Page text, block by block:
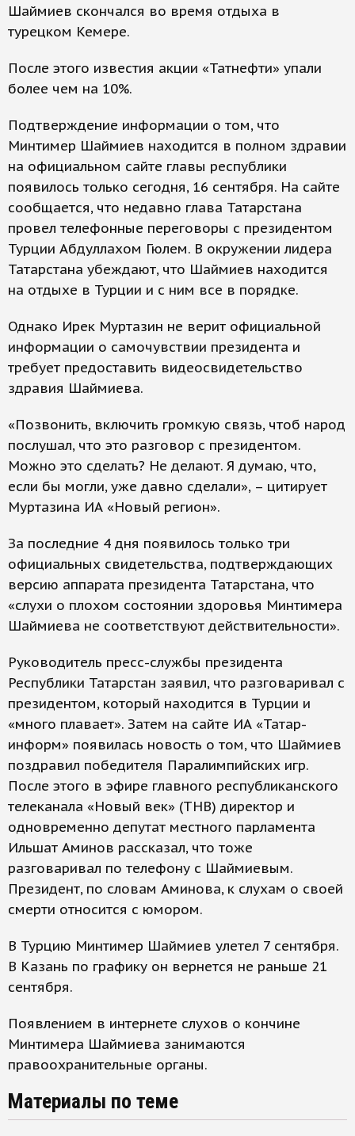
Шаймиев скончался во время отдыха в
турецком Кемере.
После этого известия акции «Татнефти» упали
более чем на 10%.
Подтверждение информации о том, что
Минтимер Шаймиев находится в полном здравии
на официальном сайте главы республики
появилось только сегодня, 16 сентября. На сайте
сообщается, что недавно глава Татарстана
провел телефонные переговоры с президентом
Турции Абдуллахом Гюлем. В окружении лидера
Татарстана убеждают, что Шаймиев находится
на отдыхе в Турции и с ним все в порядке.
Однако Ирек Муртазин не верит официальной
информации о самочувствии президента и
требует предоставить видеосвидетельство
здравия Шаймиева.
«Позвонить, включить громкую связь, чтоб народ
послушал, что это разговор с президентом.
Можно это сделать? Не делают. Я думаю, что,
если бы могли, уже давно сделали», – цитирует
Муртазина ИА «Новый регион».
За последние 4 дня появилось только три
официальных свидетельства, подтверждающих
версию аппарата президента Татарстана, что
«слухи о плохом состоянии здоровья Минтимера
Шаймиева не соответствуют действительности».
Руководитель пресс-службы президента
Республики Татарстан заявил, что разговаривал с
президентом, который находится в Турции и
«много плавает». Затем на сайте ИА «Татар-
информ» появилась новость о том, что Шаймиев
поздравил победителя Паралимпийских игр.
После этого в эфире главного республиканского
телеканала «Новый век» (ТНВ) директор и
одновременно депутат местного парламента
Ильшат Аминов рассказал, что тоже
разговаривал по телефону с Шаймиевым.
Президент, по словам Аминова, к слухам о своей
смерти относится с юмором.
В Турцию Минтимер Шаймиев улетел 7 сентября.
В Казань по графику он вернется не раньше 21
сентября.
Появлением в интернете слухов о кончине
Минтимера Шаймиева занимаются
правоохранительные органы.
Материалы по теме